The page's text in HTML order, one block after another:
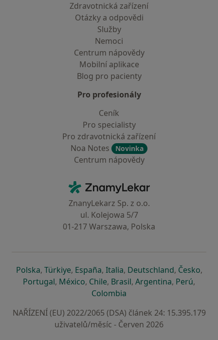
Zdravotnická zařízení
Otázky a odpovědi
Služby
Nemoci
Centrum nápovědy
Mobilní aplikace
Blog pro pacienty
Pro profesionály
Ceník
Pro specialisty
Pro zdravotnická zařízení
Noa Notes
Novinka
Centrum nápovědy
ZnamyLekar - Hlavní stránka
ZnanyLekarz Sp. z o.o.
ul. Kolejowa 5/7
01-217 Warszawa, Polska
Polskase otevře v nové záložce
, Türkiyese otevře v nové záložce
, Españase otevře v nové záložce
, Italiase otevře v nové záložce
, Deutschlandse otevře v
, Českose
,
Portugalse otevře v nové záložce
, Méxicose otevře v nové záložce
, Chilese otevře v nové záložce
, Brasilse otevře v nové
, Argentinase otevře v
, Perúse
,
Colombia
NAŘÍZENÍ (EU) 2022/2065 (DSA) článek 24: 15.395.179
uživatelů/měsíc - Červen 2026